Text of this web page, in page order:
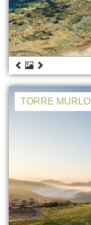
TORRE MURLO